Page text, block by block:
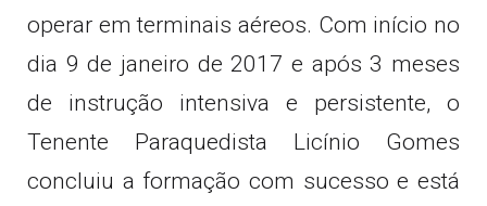
operar em terminais aéreos. Com início no
dia 9 de janeiro de 2017 e após 3 meses
de instrução intensiva e persistente, o
Tenente Paraquedista Licínio Gomes
concluiu a formação com sucesso e está